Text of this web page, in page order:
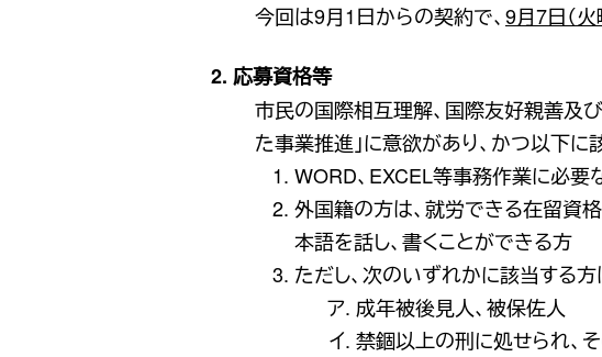
今回は9月1日からの契約で、 9月7日（
2. 応募資格等
市民の国際相互理解、国際友好親善及
た事業推進」に意欲があり、かつ以下に
WORD、EXCEL等事務作業に必要
外国籍の方は、就労できる在留資
本語を話し、書くことができる方
ただし、次のいずれかに該当する
成年被後見人、被保佐人
禁錮以上の刑に処せられ、